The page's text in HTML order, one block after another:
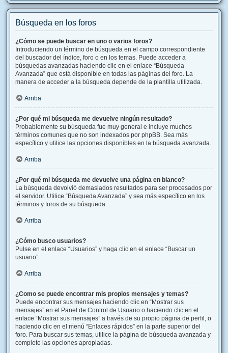
Búsqueda en los foros
¿Cómo se puede buscar en uno o varios foros?
Introduciendo un término de búsqueda en el campo correspondiente
del buscador del índice, foro o en los temas. Puede acceder a
búsquedas avanzadas haciendo clic en el enlace “Búsqueda
Avanzada” que está disponible en todas las páginas del foro. La
manera de acceder a la búsqueda depende de la plantilla utilizada.
Arriba
¿Por qué mi búsqueda me devuelve ningún resultado?
Probablemente su búsqueda fue muy general e incluye muchos
términos comunes que no son indexados por phpBB. Sea más
específico y utilice las opciones disponibles en la búsqueda avanzada.
Arriba
¿Por qué mi búsqueda me devuelve una página en blanco?
La búsqueda devolvió demasiados resultados para ser procesados por
el servidor. Utilice “Búsqueda Avanzada” y sea más específico en los
términos y foros de su búsqueda.
Arriba
¿Cómo busco usuarios?
Pulse en el enlace “Usuarios” y haga clic en el enlace “Buscar un
usuario”.
Arriba
¿Como se puede encontrar mis propios mensajes y temas?
Puede encontrar sus mensajes haciendo clic en “Mostrar sus
mensajes” en el Panel de Control de Usuario o haciendo clic en el
enlace “Mostrar sus mensajes” a través de su propio página de perfil, o
haciendo clic en el menú “Enlaces rápidos” en la parte superior del
foro. Para buscar sus temas, utilice la página de búsqueda avanzada y
complete las opciones apropiadas.